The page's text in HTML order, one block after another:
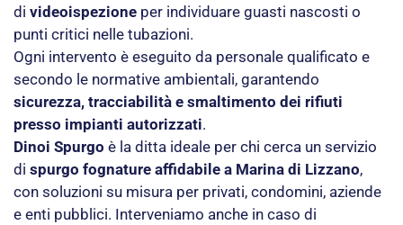
di videoispezione per individuare guasti nascosti o
punti critici nelle tubazioni.
Ogni intervento è eseguito da personale qualificato e
secondo le normative ambientali, garantendo
sicurezza, tracciabilità e smaltimento dei rifiuti
presso impianti autorizzati.
Dinoi Spurgo è la ditta ideale per chi cerca un servizio
di spurgo fognature affidabile a Marina di Lizzano,
con soluzioni su misura per privati, condomini, aziende
e enti pubblici. Interveniamo anche in caso di